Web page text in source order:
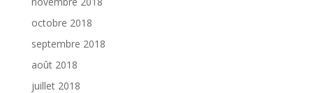
octobre 2018
septembre 2018
août 2018
juillet 2018